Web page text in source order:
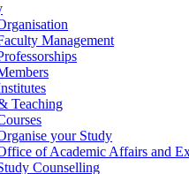
Management
Teaching
your Study
of Academic Affairs and
Counselling